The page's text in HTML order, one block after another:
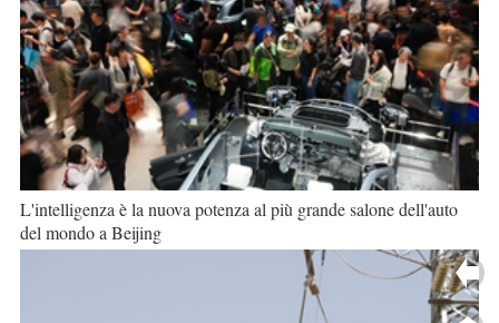
L'intelligenza è la nuova potenza al più grande salone dell'auto
del mondo a Beijing